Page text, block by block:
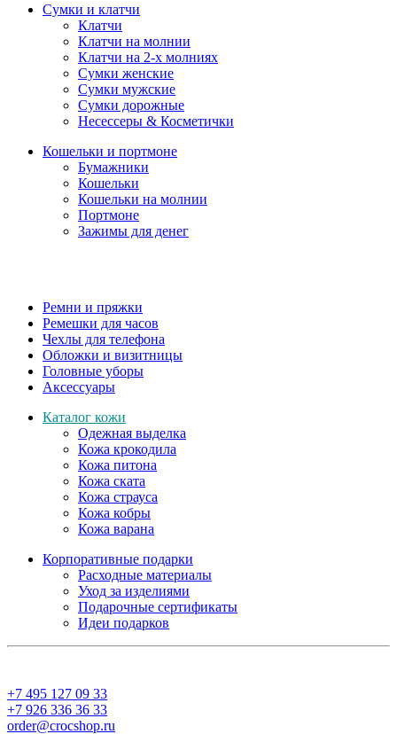
Сумки и клатчи
Клатчи
Клатчи на молнии
Клатчи на 2-х молниях
Сумки женские
Сумки мужские
Сумки дорожные
Несессеры & Косметички
Кошельки и портмоне
Бумажники
Кошельки
Кошельки на молнии
Портмоне
Зажимы для денег
Ремни и пряжки
Ремешки для часов
Чехлы для телефона
Обложки и визитницы
Головные уборы
Аксессуары
Каталог кожи
Одежная выделка
Кожа крокодила
Кожа питона
Кожа ската
Кожа страуса
Кожа кобры
Кожа варана
Корпоративные подарки
Расходные материалы
Уход за изделиями
Подарочные сертификаты
Идеи подарков
+7 495 127 09 33
+7 926 336 36 33
order@crocshop.ru